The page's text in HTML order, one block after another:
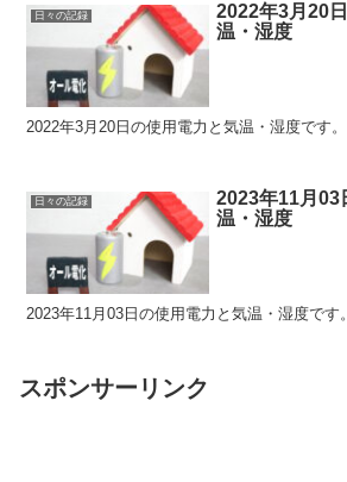
日々の記録
2022年3月20
温・湿度
2022年3月20日の使用電力と気温・湿度です。
日々の記録
2023年11月03
温・湿度
2023年11月03日の使用電力と気温・湿度です。
スポンサーリンク